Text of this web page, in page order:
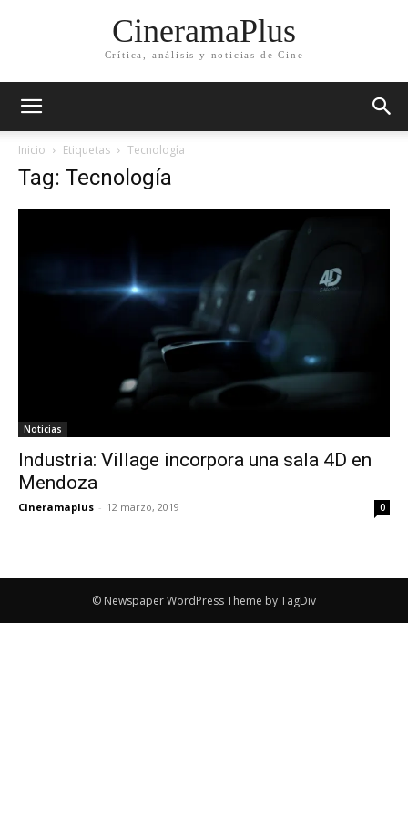
CineramaPlus
Crítica, análisis y noticias de Cine
Inicio Etiquetas Tecnología
Tag: Tecnología
Noticias
Industria: Village incorpora una sala 4D en
Mendoza
Cineramaplus - 12 marzo, 2019 0
© Newspaper WordPress Theme by TagDiv